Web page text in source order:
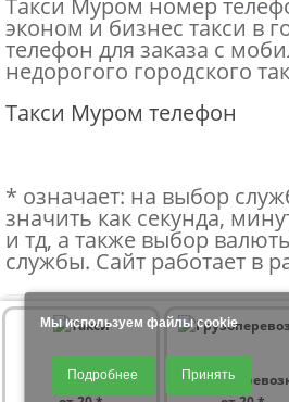
Мы используем файлы cookie
Продолжая использовать наш сайт, Вы даете
файлов - COOKIES, пользовательских
данные об идентификаторе браузера, дата и
Подробнее Принять
Такси Муром номер
эконом и бизнес такси в
телефон для заказа с
недорогого городского
Такси Муром телефон
* означает: на выбор
значить как секунда,
и тд, а также выбор
службы. Сайт работает в
ТАКСИ